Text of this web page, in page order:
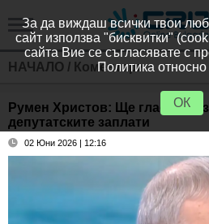
НАЧАЛО / Коментари
Румен Христов: Ще гласувам
депутатските заплати
02 Юни 2026 | 12:16
За да виждаш всички твои
сайт използва "бисквитки"
сайта Вие се съгласявате с
Политика
ОК